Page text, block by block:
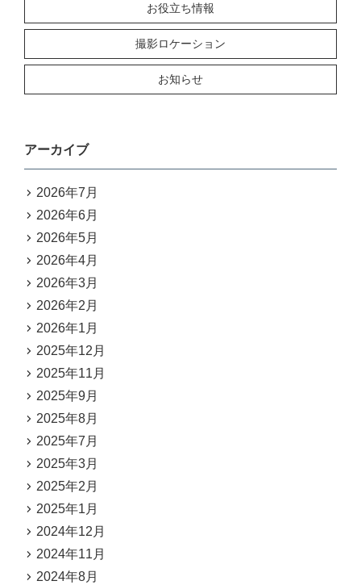
お役立ち情報
撮影ロケーション
お知らせ
アーカイブ
2026年7月
2026年6月
2026年5月
2026年4月
2026年3月
2026年2月
2026年1月
2025年12月
2025年11月
2025年9月
2025年8月
2025年7月
2025年3月
2025年2月
2025年1月
2024年12月
2024年11月
2024年8月